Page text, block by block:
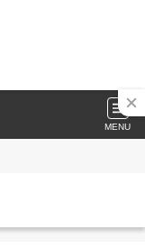
MENU